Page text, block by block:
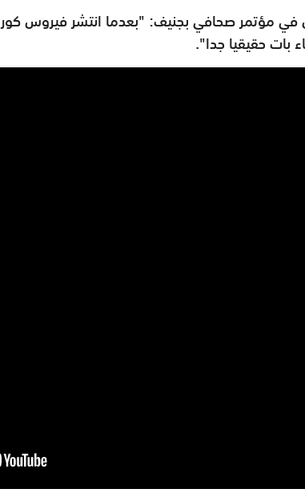
مؤتمر صحافي بجنيف: "بعدما انتشر فيروس
بات حقيقيا جدا".